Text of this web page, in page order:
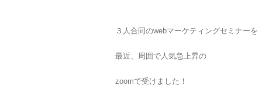
３人合同のwebマーケティングセミナーを
最近、周囲で人気急上昇の
zoomで受けました！